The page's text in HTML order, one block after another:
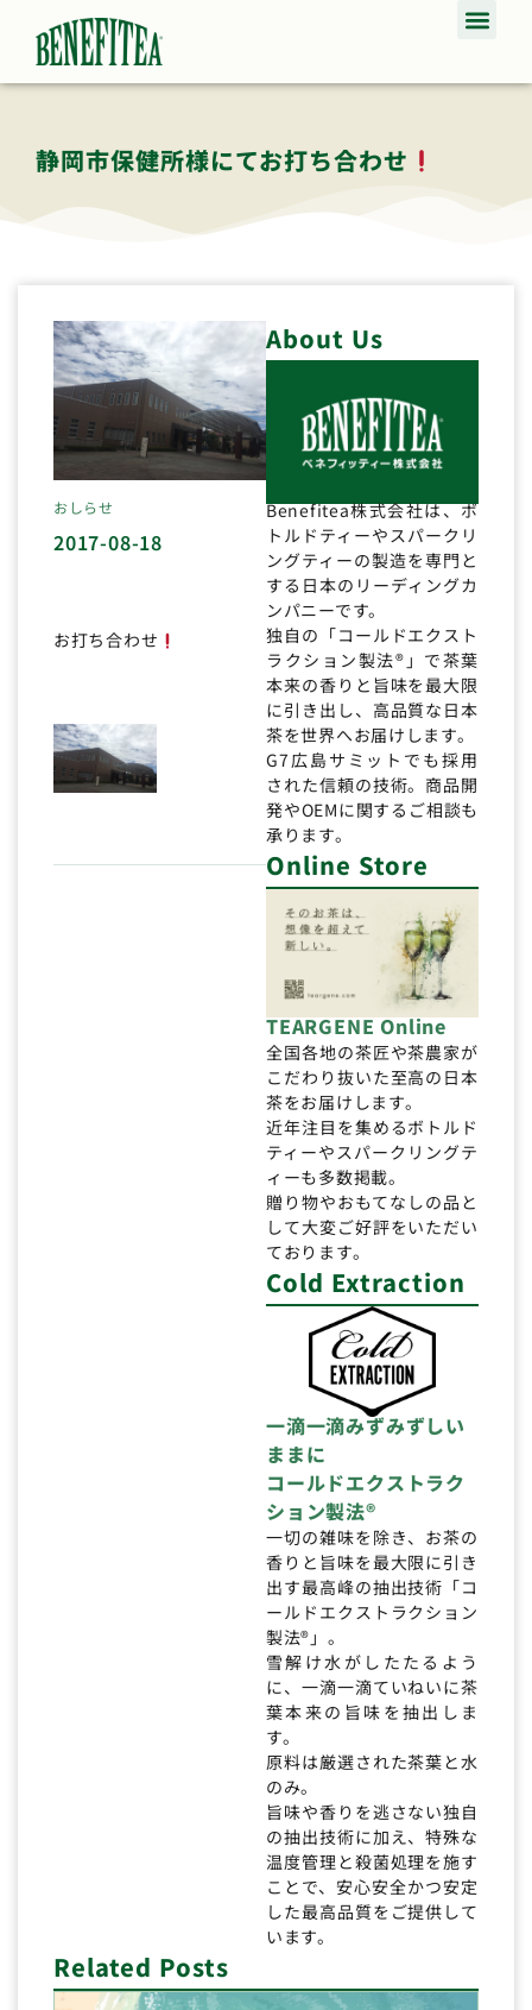
静岡市保健所様にてお打ち合わせ
おしらせ
2017-08-18
お打ち合わせ
About Us
Benefitea株式会社は、ボ
トルドティーやスパークリ
ングティーの製造を専門と
する日本のリーディングカ
ンパニーです。
独自の「コールドエクスト
ラクション製法®」で茶葉
本来の香りと旨味を最大限
に引き出し、高品質な日本
茶を世界へお届けします。
G7広島サミットでも採用
された信頼の技術。商品開
発やOEMに関するご相談も
承ります。
Online Store
TEARGENE Online
全国各地の茶匠や茶農家が
こだわり抜いた至高の日本
茶をお届けします。
近年注目を集めるボトルド
ティーやスパークリングテ
ィーも多数掲載。
贈り物やおもてなしの品と
して大変ご好評をいただい
ております。
Cold Extraction
一滴一滴みずみずしい
ままに
コールドエクストラク
ション製法®
一切の雑味を除き、お茶の
香りと旨味を最大限に引き
出す最高峰の抽出技術「コ
ールドエクストラクション
製法®」。
雪解け水がしたたるよう
に、一滴一滴ていねいに茶
葉本来の旨味を抽出しま
す。
原料は厳選された茶葉と水
のみ。
旨味や香りを逃さない独自
の抽出技術に加え、特殊な
温度管理と殺菌処理を施す
ことで、安心安全かつ安定
した最高品質をご提供して
います。
Related Posts